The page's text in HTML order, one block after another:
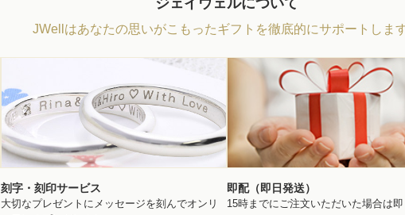
ジェイウェルについて
JWellはあなたの思いがこもったギフトを徹底的にサポートしま
刻字・刻印サービス
大切なプレゼントにメッセージを刻んでオンリ
即配（即日発送）
15時までにご注文いただいた場合は